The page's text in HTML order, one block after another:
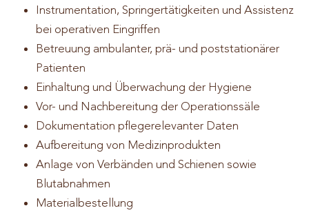
Instrumentation, Springertätigkeiten und Assistenz
bei operativen Eingriffen
Betreuung ambulanter, prä- und poststationärer
Patienten
Einhaltung und Überwachung der Hygiene
Vor- und Nachbereitung der Operationssäle
Dokumentation pflegerelevanter Daten
Aufbereitung von Medizinprodukten
Anlage von Verbänden und Schienen sowie
Blutabnahmen
Materialbestellung